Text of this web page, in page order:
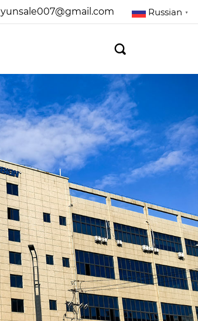
yunsale007@gmail.com Russian ▼
